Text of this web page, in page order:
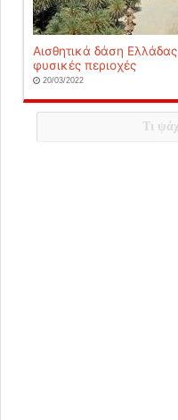
Αισθητικά δάση
φυσικές περιοχές
20/03/2022